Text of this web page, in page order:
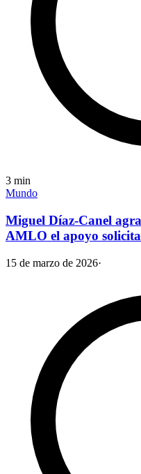
3 min
Mundo
Miguel Díaz-Canel
AMLO el apoyo
15 de marzo de 2026·